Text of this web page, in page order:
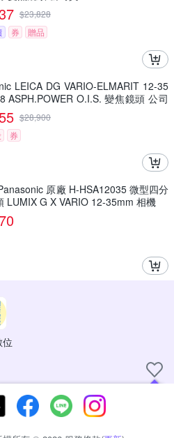
$23,828
券 贈品
LEICA DG VARIO-ELMARIT 12-35
ASPH.POWER O.I.S. 變焦鏡頭 公司
$28,900
券
原廠 H-HSA12035 微型四分
LUMIX G X VARIO 12-35mm 相機
現在可以追蹤你喜愛的商店！